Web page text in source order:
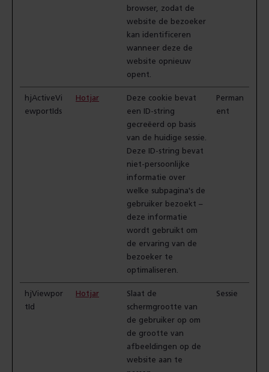
browser, zodat de
website de bezoeker
kan identificeren
wanneer deze de
website opnieuw
opent.
hjActiveVi
ewportIds
Hotjar
Deze cookie bevat
een ID-string
gecreëerd op basis
van de huidige sessie.
Deze ID-string bevat
niet-persoonlijke
informatie over
welke subpagina's de
gebruiker bezoekt –
deze informatie
wordt gebruikt om
de ervaring van de
bezoeker te
optimaliseren.
Perman
ent
hjViewpor
tId
Hotjar
Slaat de
schermgrootte van
de gebruiker op om
de grootte van
afbeeldingen op de
website aan te
Sessie